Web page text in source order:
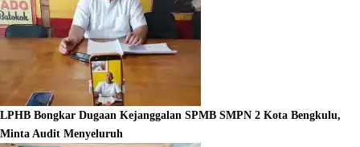
LPHB Bongkar Dugaan Kejanggalan SPMB SMPN 2 Kota Bengkulu,
Minta Audit Menyeluruh